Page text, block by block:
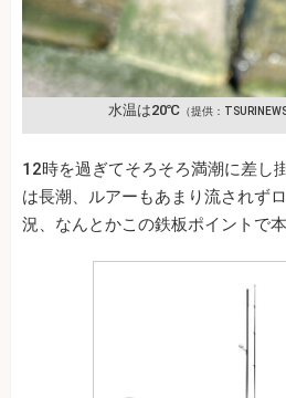
水温は20℃（提供：
12時を過ぎてそろそろ満潮に差し
は長潮、ルアーもあまり流されず
況、なんとかこの鉄板ポイントで